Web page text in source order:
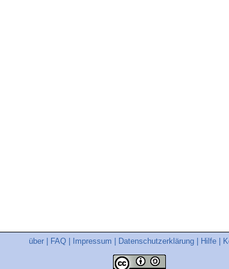
über FAQ Impressum Datenschutzerklärung Hilfe